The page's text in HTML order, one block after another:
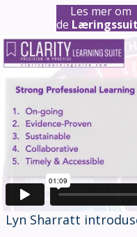
Les mer om
de
Lyn Sharratt